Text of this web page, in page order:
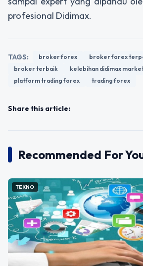
profesional Didimax.
TAGS: broker forex
broker forex
broker terbaik
kelebihan didimax
platform trading forex
trading forex
Share this article:
Recommended For
TEKNO